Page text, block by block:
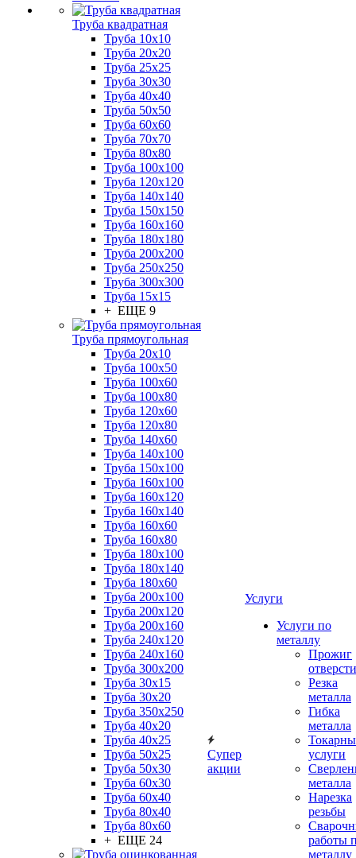
Труба квадратная
Труба 10x10
Труба 20x20
Труба 25x25
Труба 30x30
Труба 40x40
Труба 50x50
Труба 60x60
Труба 70x70
Труба 80x80
Труба 100x100
Труба 120x120
Труба 140x140
Труба 150x150
Труба 160x160
Труба 180x180
Труба 200x200
Труба 250x250
Труба 300x300
Труба 15x15
+ ЕЩЕ 9
Труба прямоугольная
Труба 20x10
Труба 100x50
Труба 100x60
Труба 100x80
Труба 120x60
Труба 120x80
Труба 140x60
Труба 140x100
Труба 150x100
Труба 160x100
Труба 160x120
Труба 160x140
Труба 160x60
Труба 160x80
Труба 180x100
Труба 180x140
Труба 180x60
Труба 200x100
Труба 200x120
Труба 200x160
Труба 240x120
Труба 240x160
Труба 300x200
Труба 30x15
Труба 30x20
Труба 350x250
Труба 40x20
Труба 40x25
Труба 50x25
Труба 50x30
Труба 60x30
Труба 60x40
Труба 80x40
Труба 80x60
+ ЕЩЕ 24
Супер
акции
Услуги
Услуги по
металлу
Прожиг
Резка
металла
Гибка
металла
услуги
металла
Нарезка
резьбы
работы
металлу